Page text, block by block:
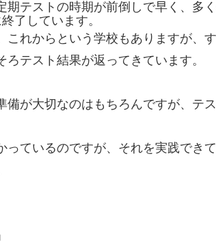
期テストの時期が前倒しで早く、多
了しています。
これからという学校もありますが、
テスト結果が返ってきています。
備が大切なのはもちろんですが、テ
っているのですが、それを実践でき